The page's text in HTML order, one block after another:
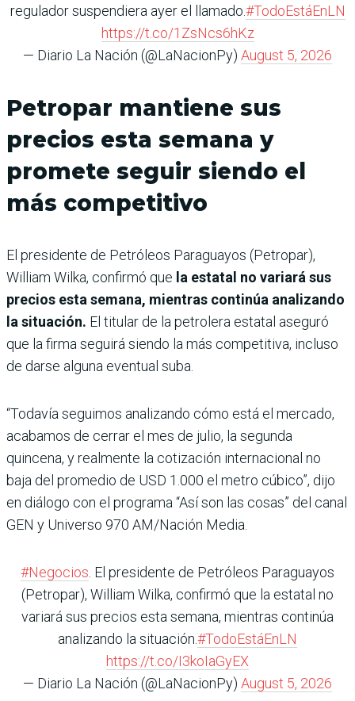
regulador suspendiera ayer el llamado.#TodoEstáEnLN
https://t.co/1ZsNcs6hKz
— Diario La Nación (@LaNacionPy) August 5, 2026
Petropar mantiene sus
precios esta semana y
promete seguir siendo el
más competitivo
El presidente de Petróleos Paraguayos (Petropar),
William Wilka, confirmó que la estatal no variará sus
precios esta semana, mientras continúa analizando
la situación. El titular de la petrolera estatal aseguró
que la firma seguirá siendo la más competitiva, incluso
de darse alguna eventual suba.
“Todavía seguimos analizando cómo está el mercado,
acabamos de cerrar el mes de julio, la segunda
quincena, y realmente la cotización internacional no
baja del promedio de USD 1.000 el metro cúbico”, dijo
en diálogo con el programa “Así son las cosas” del canal
GEN y Universo 970 AM/Nación Media.
#Negocios. El presidente de Petróleos Paraguayos
(Petropar), William Wilka, confirmó que la estatal no
variará sus precios esta semana, mientras continúa
analizando la situación.#TodoEstáEnLN
https://t.co/I3koIaGyEX
— Diario La Nación (@LaNacionPy) August 5, 2026